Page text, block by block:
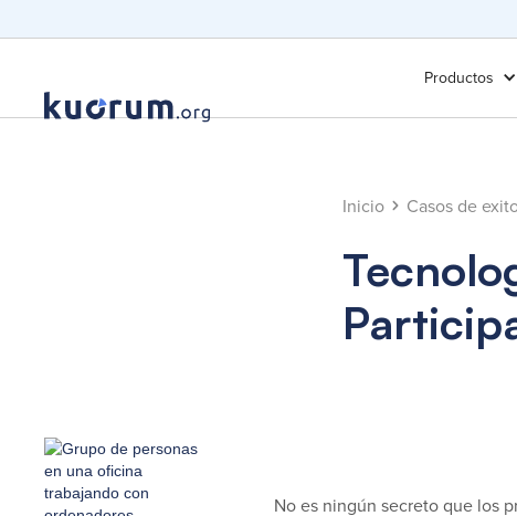
Productos
Inicio Casos de
No es ningún secreto que los